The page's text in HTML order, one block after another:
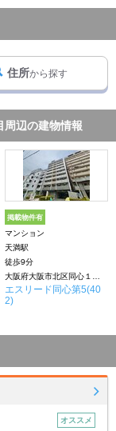
住所から探す
周辺の建物情報
掲載物件有
マンション
天満駅
徒歩9分
エスリード同心第5(40
2)
オススメ